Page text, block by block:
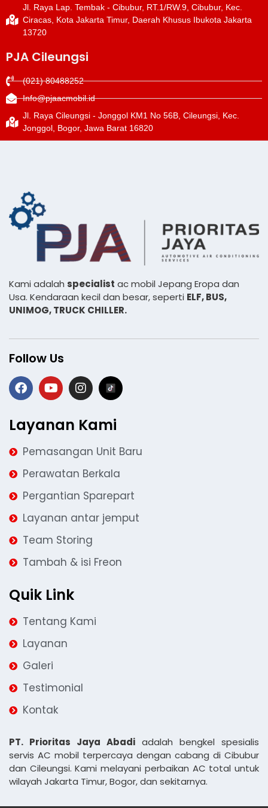
Jl. Raya Lap. Tembak - Cibubur, RT.1/RW.9, Cibubur, Kec.
Ciracas, Kota Jakarta Timur, Daerah Khusus Ibukota Jakarta
13720
PJA Cileungsi
(021) 80488252
Info@pjaacmobil.id
Jl. Raya Cileungsi - Jonggol KM1 No 56B, Cileungsi, Kec.
Jonggol, Bogor, Jawa Barat 16820
Kami adalah specialist ac mobil Jepang Eropa dan
Usa. Kendaraan kecil dan besar, seperti ELF, BUS,
UNIMOG, TRUCK CHILLER.
Follow Us
Layanan Kami
Pemasangan Unit Baru
Perawatan Berkala
Pergantian Sparepart
Layanan antar jemput
Team Storing
Tambah & isi Freon
Quik Link
Tentang Kami
Layanan
Galeri
Testimonial
Kontak
PT. Prioritas Jaya Abadi adalah bengkel spesialis
servis AC mobil terpercaya dengan cabang di Cibubur
dan Cileungsi. Kami melayani perbaikan AC total untuk
wilayah Jakarta Timur, Bogor, dan sekitarnya.